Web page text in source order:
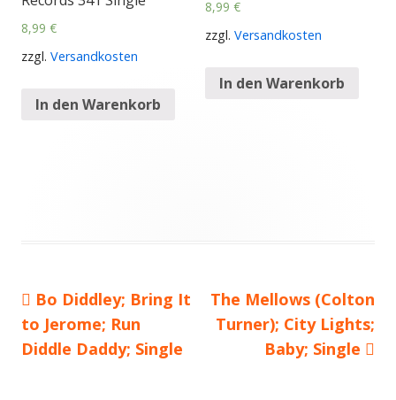
8,99 €
zzgl. Versandkosten
In den Warenkorb
8,99 €
zzgl. Versandkosten
In den Warenkorb
Beitragsnavigation
Vorheriger
Beitrag:
Bo Diddley; Bring It
to Jerome; Run
Diddle Daddy; Single
Nächster
Beitrag
The Mellows (Colton
Turner); City Lights;
Baby; Single